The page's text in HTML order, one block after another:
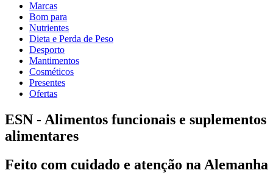
Marcas
Bom para
Nutrientes
Dieta e Perda de Peso
Desporto
Mantimentos
Cosméticos
Presentes
Ofertas
ESN - Alimentos funcionais e suplementos
alimentares
Feito com cuidado e atenção na Alemanha